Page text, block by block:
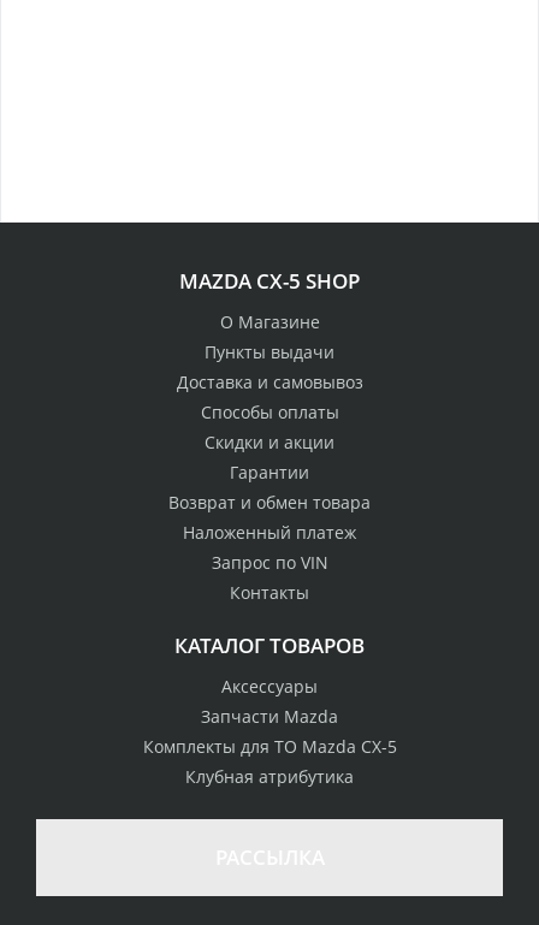
стоимости
товаром
Гарантия качества
MAZDA CX-5 SHOP
О Магазине
Пункты выдачи
Доставка и самовывоз
Способы оплаты
Скидки и акции
Гарантии
Возврат и обмен товара
Наложенный платеж
Запрос по VIN
Контакты
КАТАЛОГ ТОВАРОВ
Аксессуары
Запчасти Mazda
Комплекты для ТО Mazda CX-5
Клубная атрибутика